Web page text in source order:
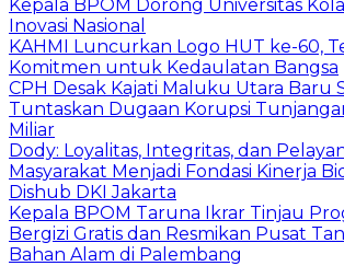
Kepala BPOM Dorong Universitas
Inovasi Nasional
KAHMI Luncurkan Logo HUT ke-60,
Komitmen untuk Kedaulatan Bangsa
CPH Desak Kajati Maluku Utara Baru
Tuntaskan Dugaan Korupsi
Miliar
Dody: Loyalitas, Integritas, dan
Masyarakat Menjadi Fondasi Kinerja
Dishub DKI Jakarta
Kepala BPOM Taruna Ikrar Tinjau
Bergizi Gratis dan Resmikan Pusat
Bahan Alam di Palembang